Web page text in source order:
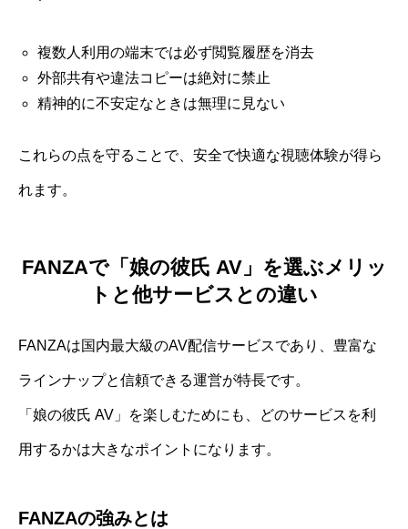
複数人利用の端末では必ず閲覧履歴を消去
外部共有や違法コピーは絶対に禁止
精神的に不安定なときは無理に見ない
これらの点を守ることで、安全で快適な視聴体験が得ら
れます。
FANZAで「娘の彼氏 AV」を選ぶメリッ
トと他サービスとの違い
FANZAは国内最大級のAV配信サービスであり、豊富な
ラインナップと信頼できる運営が特長です。
「娘の彼氏 AV」を楽しむためにも、どのサービスを利
用するかは大きなポイントになります。
FANZAの強みとは